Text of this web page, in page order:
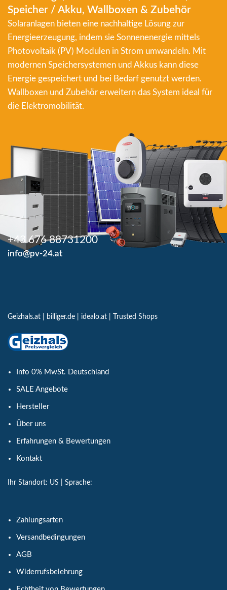
Speicher / Akku, Wallboxen & Zubehör
Solaranlagen bieten eine nachhaltige Lösung zur
Energieerzeugung, indem sie Sonnenenergie mittels
Photovoltaik (PV) Modulen in Strom umwandeln. Mit
modernen Speichersystemen und Akkus kann diese
Energie gespeichert und bei Bedarf genutzt werden.
Wallboxen und Zubehör erweitern das System ideal für
die Elektromobilität.
+43 676 88731200
info@pv-24.at
Geizhals.at billiger.de idealo.at Trusted Shops
Info 0% MwSt. Deutschland
SALE Angebote
Hersteller
Über uns
Erfahrungen & Bewertungen
Kontakt
Ihr Standort: US | Sprache:
Zahlungsarten
Versandbedingungen
AGB
Widerrufsbelehrung